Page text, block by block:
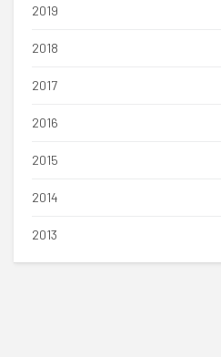
2019
2018
2017
2016
2015
2014
2013